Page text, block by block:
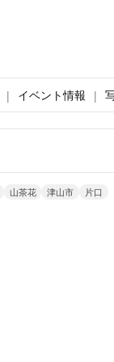
イベント情報
山茶花 津山市 片口